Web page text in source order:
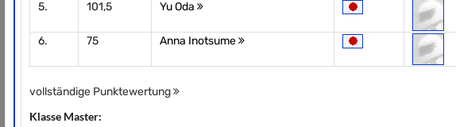
5. 101,5 Yu Oda
6. 75 Anna Inotsume
vollständige Punktewertung
Klasse Master: